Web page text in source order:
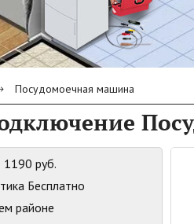
Посудомоечная машина
1190 руб.
Бесплатно
районе